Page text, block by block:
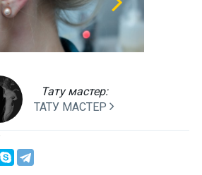
Тату мастер:
ТАТУ МАСТЕР